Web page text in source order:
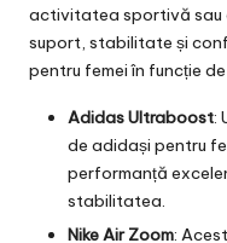
activitatea sportivă sau
suport, stabilitate și
pentru femei în funcție
Adidas Ultraboost:
de adidași pentru
performanță
stabilitatea.
Nike Air Zoom: